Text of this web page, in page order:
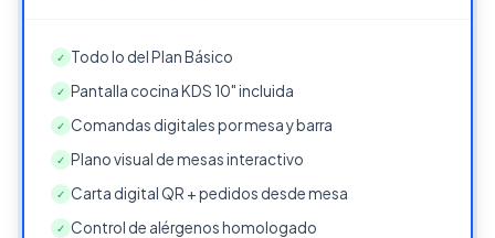
✓ Todo lo del Plan Básico
✓ Pantalla cocina KDS 10" incluida
✓ Comandas digitales por mesa y barra
✓ Plano visual de mesas interactivo
✓ Carta digital QR + pedidos desde mesa
✓ Control de alérgenos homologado